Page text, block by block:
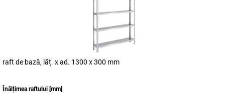
raft de bază, lăț. x ad. 1300 x 300 mm
Înălțimea raftului [mm]